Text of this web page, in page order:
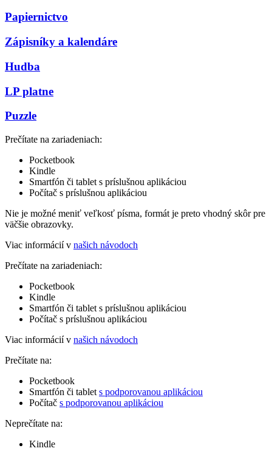
Papiernictvo
Zápisníky a kalendáre
Hudba
LP platne
Puzzle
Prečítate na zariadeniach:
Pocketbook
Kindle
Smartfón či tablet s príslušnou aplikáciou
Počítač s príslušnou aplikáciou
Nie je možné meniť veľkosť písma, formát je preto vhodný skôr pre
väčšie obrazovky.
Viac informácií v našich návodoch
Prečítate na zariadeniach:
Pocketbook
Kindle
Smartfón či tablet s príslušnou aplikáciou
Počítač s príslušnou aplikáciou
Viac informácií v našich návodoch
Prečítate na:
Pocketbook
Smartfón či tablet s podporovanou aplikáciou
Počítač s podporovanou aplikáciou
Neprečítate na:
Kindle